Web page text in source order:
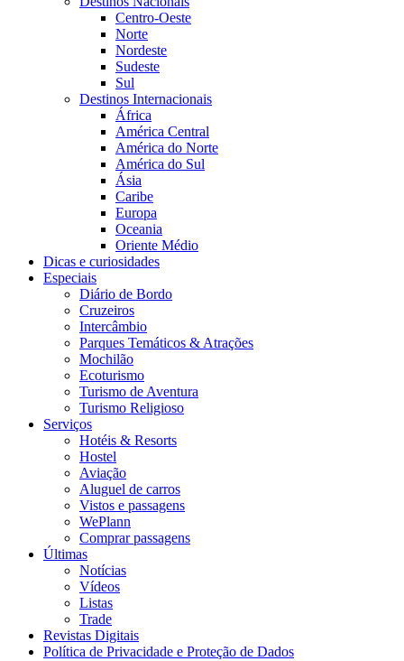
Centro-Oeste
Norte
Nordeste
Sudeste
Sul
Destinos Internacionais
África
América Central
América do Norte
América do Sul
Ásia
Caribe
Europa
Oceania
Oriente Médio
Dicas e curiosidades
Especiais
Diário de Bordo
Cruzeiros
Intercâmbio
Parques Temáticos & Atrações
Mochilão
Ecoturismo
Turismo de Aventura
Turismo Religioso
Serviços
Hotéis & Resorts
Hostel
Aviação
Aluguel de carros
Vistos e passagens
WePlann
Comprar passagens
Últimas
Notícias
Vídeos
Listas
Trade
Revistas Digitais
Política de Privacidade e Proteção de Dados